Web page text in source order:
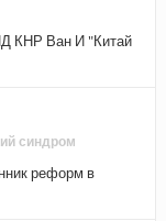
КНР Ван И "Китай
синдром
реформ в